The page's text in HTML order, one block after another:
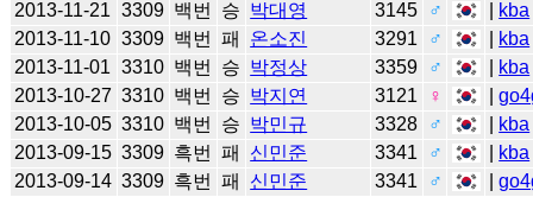
2013-11-21 3309 백번 승 박대영 3145 ♂ kba
2013-11-10 3309 백번 패 온소진 3291 ♂ kba
2013-11-01 3310 백번 승 박정상 3359 ♂ kba
2013-10-27 3310 백번 승 박지연 3121 ♀ |
2013-10-05 3310 백번 승 박민규 3328 ♂ kba
2013-09-15 3309 흑번 패 신민준 3341 ♂ kba
2013-09-14 3309 흑번 패 신민준 3341 ♂ |